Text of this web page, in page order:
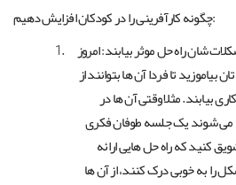
چگونه کارآفرینی را در کودکان افزایش دهیم:
شان راه حل موثر بیابند: امروز
بیاموزید تا فردا آن ها بتوانند از
مثلا وقتی آن ها در
می شوند یک جلسه طوفان فکری
کنید که راه حل هایی ارائه
به خوبی درک کنند، از آن ها